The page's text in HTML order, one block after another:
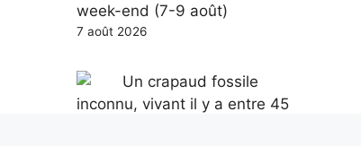
week-end (7-9 août)
7 août 2026